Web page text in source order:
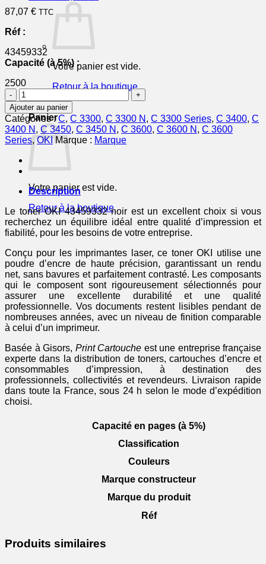
Votre panier est vide.
Retour à la boutique
0
Panier
Votre panier est vide.
Retour à la boutique
87,07 € TTC
Réf :
43459332
Capacité (à 5%) :
2500
quantité
de
43459332
-
toner
de
marque
OKI
noir
Ajouter au panier
Catégories :C, C 3300, C 3300 N , C 3300 Series, C 3400, C
3400 N , C 3450, C 3450 N , C 3600, C 3600 N , C 3600
Series,OKI Marque : Marque
Description
Le toner OKI 43459332 noir est un excellent choix si vous
recherchez un équilibre idéal entre qualité d’impression et
fiabilité, pour les besoins de votre entreprise.
Conçu pour les imprimantes laser, ce toner OKI utilise une
poudre d’encre de haute précision, garantissant un rendu
net, sans bavures et parfaitement contrasté. Les composants
qui le composent sont rigoureusement sélectionnés pour
assurer une excellente durabilité et une qualité
professionnelle. Vos documents restent lisibles pendant de
nombreuses années, avec un niveau de finition comparable
à celui d’un imprimeur.
Basée à Gisors, Print Cartouche est une entreprise française
experte dans la distribution de toners, cartouches d’encre et
consommables d’impression, à destination des
professionnels, collectivités et revendeurs. Livraison rapide
dans toute la France, sous 24 h selon le mode d’expédition
choisi.
Capacité en pages (à 5%)
Classification
Couleurs
Marque constructeur
Marque du produit
Réf
Produits similaires